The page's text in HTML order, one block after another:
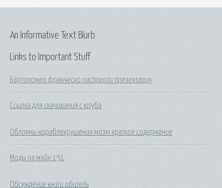
Links to Important Stuff
Бартоломео франческо растрелли презентация
Ссылка для скачивания с ютуба
Обломки кораблекрушения моэм краткое содержание
Моды на майн 151
Обсуждение книги обитель
An Informative Text Blurb